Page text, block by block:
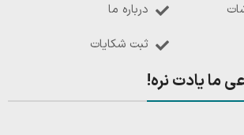
درباره ما
ثبت شکایات
ما یادت نره!